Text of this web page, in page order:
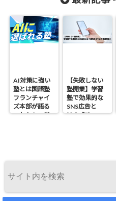
AI対策に強い
塾とは――国語塾
フランチャイ
ズ本部が語る
これからの学
【失敗しない
塾開業】学習
塾で効果的な
SNS広告と
は？成功のコ